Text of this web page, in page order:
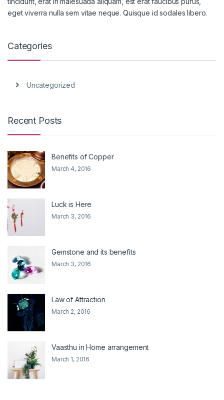
eget viverra nulla sem vitae neque. Quisque id sodales libero.
Categories
Uncategorized
Recent Posts
Benefits of Copper
March 4, 2016
Luck is Here
March 3, 2016
Gemstone and its benefits
March 3, 2016
Law of Attraction
March 2, 2016
Vaasthu in Home arrangement
March 1, 2016